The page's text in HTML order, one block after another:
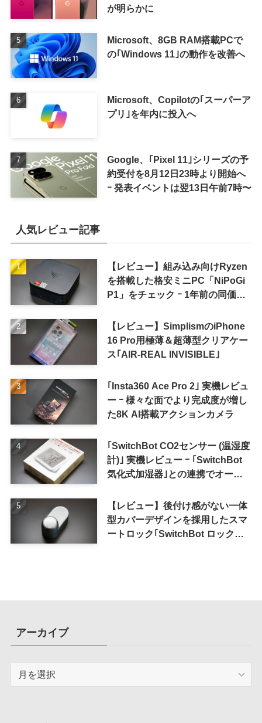
が明らかに
Microsoft、8GB RAM搭載PCで
の｢Windows 11｣の動作を改善へ
Microsoft、Copilotの｢スーパーア
プリ｣を年内に投入へ
Google、｢Pixel 11｣シリーズの予
約受付を8月12日23時より開始へ
ｰ 発表イベントは翌13日午前7時〜
人気レビュー記事
【レビュー】組み込み向けRyzen
を搭載した格安ミニPC「NiPoGi
P1」をチェック ｰ 1年前の同価格
【レビュー】SimplismのiPhone
16 Pro用極薄＆超薄型クリアケー
ス｢AIR-REAL INVISIBLE｣
｢Insta360 Ace Pro 2｣ 実機レビュ
ー ｰ 様々な面でより完成度が増し
た8K AI搭載アクションカメラ
｢SwitchBot CO2センサー (温湿度
計)｣ 実機レビュー ｰ ｢SwitchBot
気化式加湿器｣との連携でオート
【レビュー】後付け感がない一体
型カバーデザインを採用したスマ
ートロック｢SwitchBot ロック
アーカイブ